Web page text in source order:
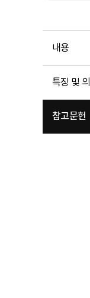
내용
특징 및
참고문헌